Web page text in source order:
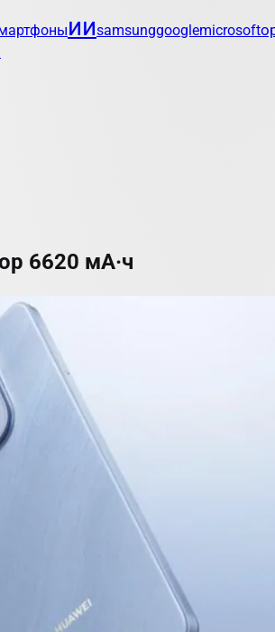
ииsamsunggooglemicrosoft
6620 мА·ч